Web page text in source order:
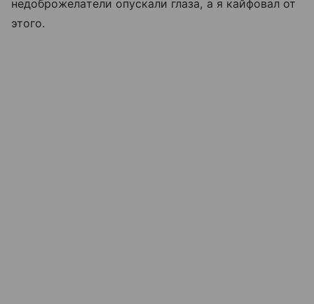
недоброжелатели опускали глаза, а я кайфовал от
этого.